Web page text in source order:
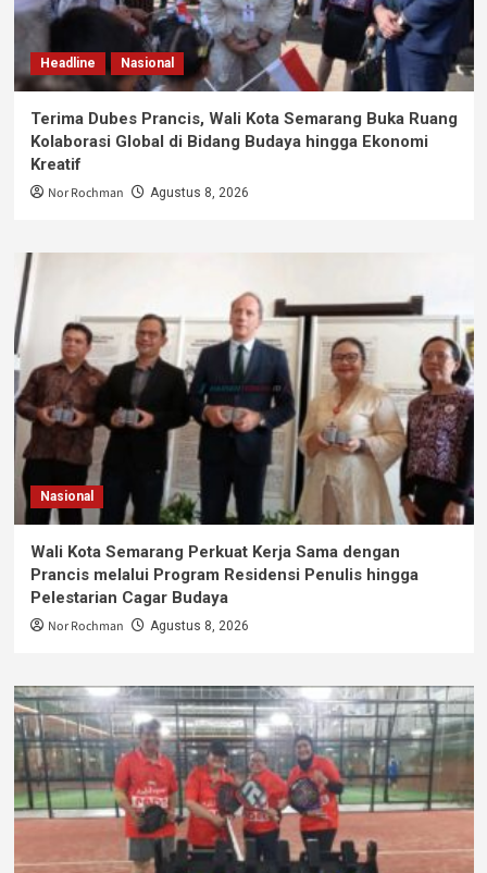
Headline Nasional
Terima Dubes Prancis, Wali Kota Semarang Buka Ruang
Kolaborasi Global di Bidang Budaya hingga Ekonomi
Kreatif
Nor Rochman Agustus 8, 2026
Nasional
Wali Kota Semarang Perkuat Kerja Sama dengan
Prancis melalui Program Residensi Penulis hingga
Pelestarian Cagar Budaya
Nor Rochman Agustus 8, 2026